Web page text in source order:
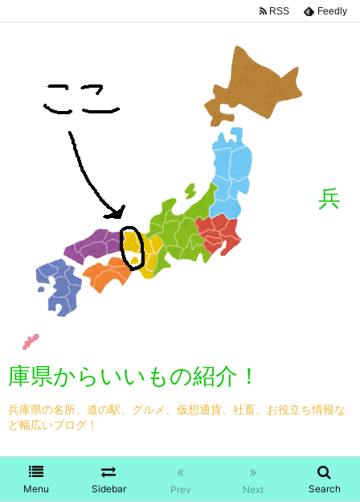
兵
庫県からいいもの紹介！
兵庫県の名所、道の駅、グルメ、仮想通貨、社畜、お役立ち情報な
ど幅広いブログ！
Menu Sidebar
«
Prev
»
Next Search
RSS Feedly